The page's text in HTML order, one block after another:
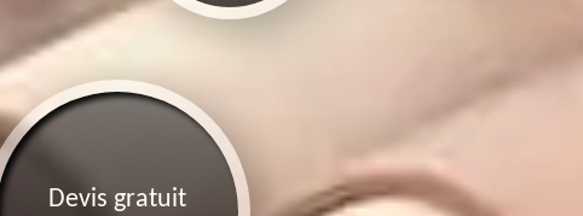
Devis gratuit